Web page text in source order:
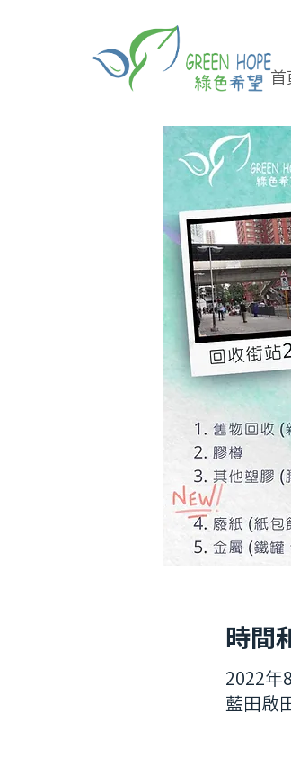
首
時間
2022年
藍田啟